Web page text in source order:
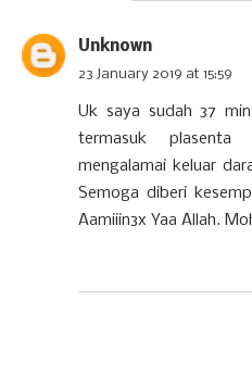
Unknown
23 January 2019 at 15:59
Uk saya sudah 37
termasuk plasenta
mengalamai keluar
Semoga diberi
Aamiiin3x Yaa Allah.